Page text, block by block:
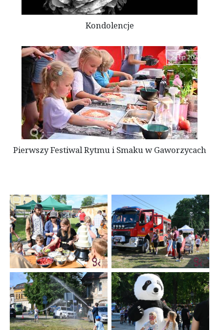
Kondolencje
27 lip 2026
Pierwszy Festiwal Rytmu i Smaku w Gaworzycach